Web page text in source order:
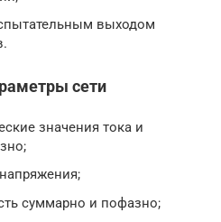
выходом
сети
значения тока и
суммарно и пофазно;